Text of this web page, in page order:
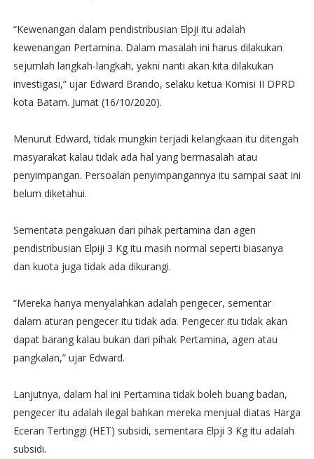
“Kewenangan dalam pendistribusian Elpji itu adalah
kewenangan Pertamina. Dalam masalah ini harus dilakukan
sejumlah langkah-langkah, yakni nanti akan kita dilakukan
investigasi,” ujar Edward Brando, selaku ketua Komisi II DPRD
kota Batam. Jumat (16/10/2020).
Menurut Edward, tidak mungkin terjadi kelangkaan itu ditengah
masyarakat kalau tidak ada hal yang bermasalah atau
penyimpangan. Persoalan penyimpangannya itu sampai saat ini
belum diketahui.
Sementata pengakuan dari pihak pertamina dan agen
pendistribusian Elpiji 3 Kg itu masih normal seperti biasanya
dan kuota juga tidak ada dikurangi.
“Mereka hanya menyalahkan adalah pengecer, sementar
dalam aturan pengecer itu tidak ada. Pengecer itu tidak akan
dapat barang kalau bukan dari pihak Pertamina, agen atau
pangkalan,” ujar Edward.
Lanjutnya, dalam hal ini Pertamina tidak boleh buang badan,
pengecer itu adalah ilegal bahkan mereka menjual diatas Harga
Eceran Tertinggi (HET) subsidi, sementara Elpji 3 Kg itu adalah
subsidi.